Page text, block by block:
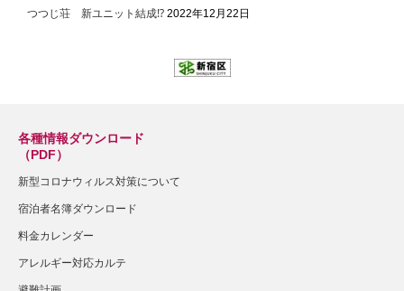
つつじ荘 新ユニット結成⁉ 2022年12月22日
各種情報ダウンロード
（PDF）
新型コロナウィルス対策について
宿泊者名簿ダウンロード
料金カレンダー
アレルギー対応カルテ